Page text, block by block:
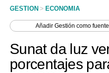
Economía
GESTION > ECONOMIA
AñadirGestión como
Sunat da luz
porcentajes